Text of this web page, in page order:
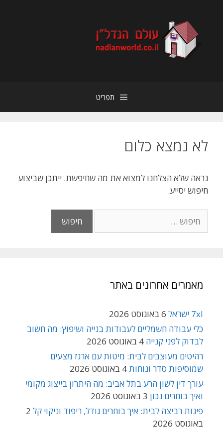
תפריט
לא נמצא כלום
נראה שלא הצלחנו למצוא את מה שחיפשת. ייתכן שביצוע
חיפוש יסייע.
מאמרים אחרונים באתר
7xl ישראל
6 באוגוסט 2026
כלי עבודה חשמליים לעבודות בנייה ושיפוץ: מה חשוב
לבדוק לפני קנייה 4 באוגוסט 2026
רהיטים מעוצבים לבית: מיטות עם ארגז מצעים
שמוסיפות סדר ונוחות 4 באוגוסט 2026
עורך דין לשון הרע בתל אביב: מה היתרון בייצוג מקומי
ואיך בוחרים נכון 3 באוגוסט 2026
פינות רביצה לבית: איך בוחרים גודל, ריפוד וניקוי קל 2
באוגוסט 2026